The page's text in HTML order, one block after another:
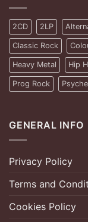
2CD 2LP
Classic Rock
Heavy Metal Hip
Prog Rock
GENERAL INFO
Privacy Policy
Terms and
Cookies Policy